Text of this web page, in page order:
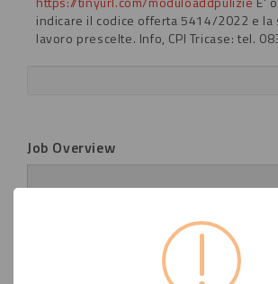
indicare il codice offerta 5414/2022 e la
lavoro prescelte. Info, CPI Tricase: tel.
Job Overview
circa 4 anni fa